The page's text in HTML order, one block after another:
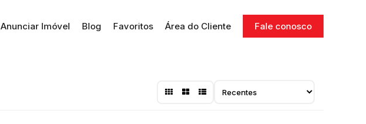
Fale conosco
Área do Cliente
Favoritos
Blog
Anunciar Imóvel